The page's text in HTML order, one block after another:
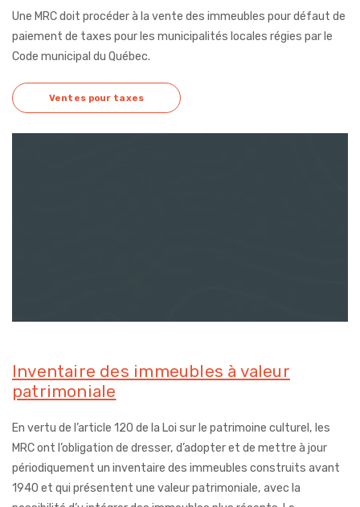
Une MRC doit procéder à la vente des immeubles pour défaut de
paiement de taxes pour les municipalités locales régies par le
Code municipal du Québec.
Ventes pour taxes
Inventaire des immeubles à valeur
patrimoniale
En vertu de l’article 120 de la Loi sur le patrimoine culturel, les
MRC ont l’obligation de dresser, d’adopter et de mettre à jour
périodiquement un inventaire des immeubles construits avant
1940 et qui présentent une valeur patrimoniale, avec la